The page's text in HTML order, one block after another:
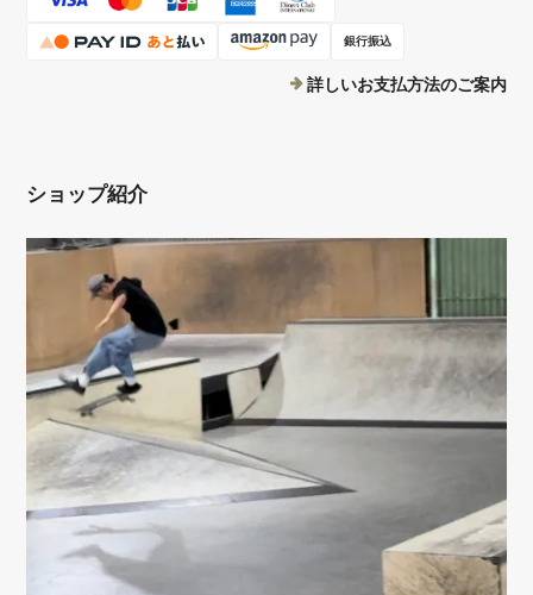
銀行振込
詳しいお支払方法のご案内
ショップ紹介